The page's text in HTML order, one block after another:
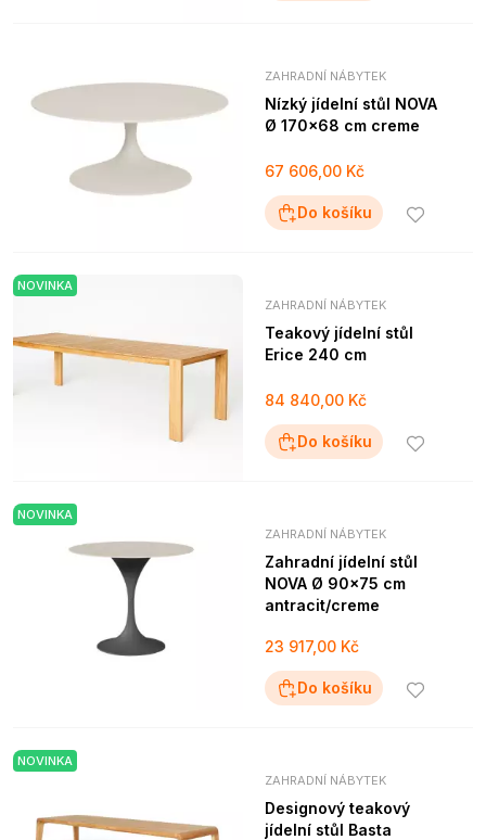
ZAHRADNÍ NÁBYTEK
Nízký jídelní stůl NOVA
Ø 170x68 cm creme
67 606,00 Kč
Do košíku
NOVINKA
ZAHRADNÍ NÁBYTEK
Teakový jídelní stůl
Erice 240 cm
84 840,00 Kč
Do košíku
NOVINKA
ZAHRADNÍ NÁBYTEK
Zahradní jídelní stůl
NOVA Ø 90x75 cm
antracit/creme
23 917,00 Kč
Do košíku
NOVINKA
ZAHRADNÍ NÁBYTEK
Designový teakový
jídelní stůl Basta